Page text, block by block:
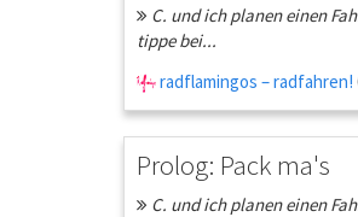
C. und ich planen einen
tippe bei...
radflamingos – radfahren!
Prolog: Pack ma's
C. und ich planen einen